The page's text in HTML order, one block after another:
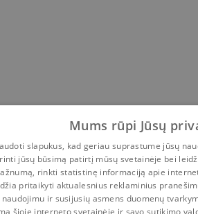
Mums rūpi Jūsų
slapukus, kad geriau suprastume jūsų
jūsų būsimą patirtį mūsų svetainėje bei
rinkti statistinę informaciją apie
pritaikyti aktualesnius reklaminius
ir susijusių asmens duomenų
šioje interneto svetainėje ir savo sutikimo